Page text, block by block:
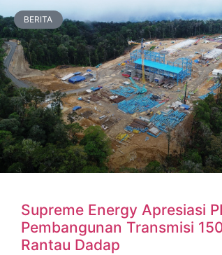
BERITA
Supreme Energy Apresiasi
Pembangunan Transmisi
Rantau Dadap